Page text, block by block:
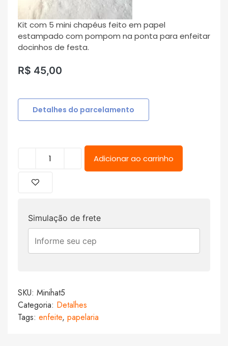
Kit com 5 mini chapéus feito em papel
estampado com pompom na ponta para enfeitar
docinhos de festa.
R$ 45,00
Detalhes do parcelamento
Adicionar ao carrinho
Simulação de frete
SKU: Minihat5
Categoria: Detalhes
Tags: enfeite, papelaria